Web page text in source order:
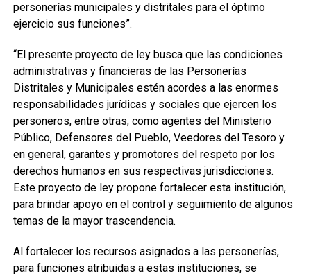
personerías municipales y distritales para el óptimo
ejercicio sus funciones”.
“El presente proyecto de ley busca que las condiciones
administrativas y financieras de las Personerías
Distritales y Municipales estén acordes a las enormes
responsabilidades jurídicas y sociales que ejercen los
personeros, entre otras, como agentes del Ministerio
Público, Defensores del Pueblo, Veedores del Tesoro y
en general, garantes y promotores del respeto por los
derechos humanos en sus respectivas jurisdicciones.
Este proyecto de ley propone fortalecer esta institución,
para brindar apoyo en el control y seguimiento de algunos
temas de la mayor trascendencia.
Al fortalecer los recursos asignados a las personerías,
para funciones atribuidas a estas instituciones, se